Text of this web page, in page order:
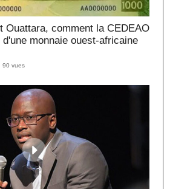
Ouattara, comment la CEDEAO
monnaie ouest-africaine
90 vues